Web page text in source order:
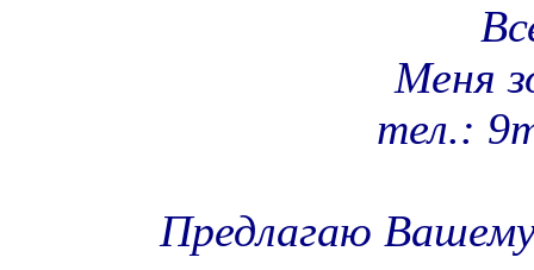
Меня
тел.:
Предлагаю